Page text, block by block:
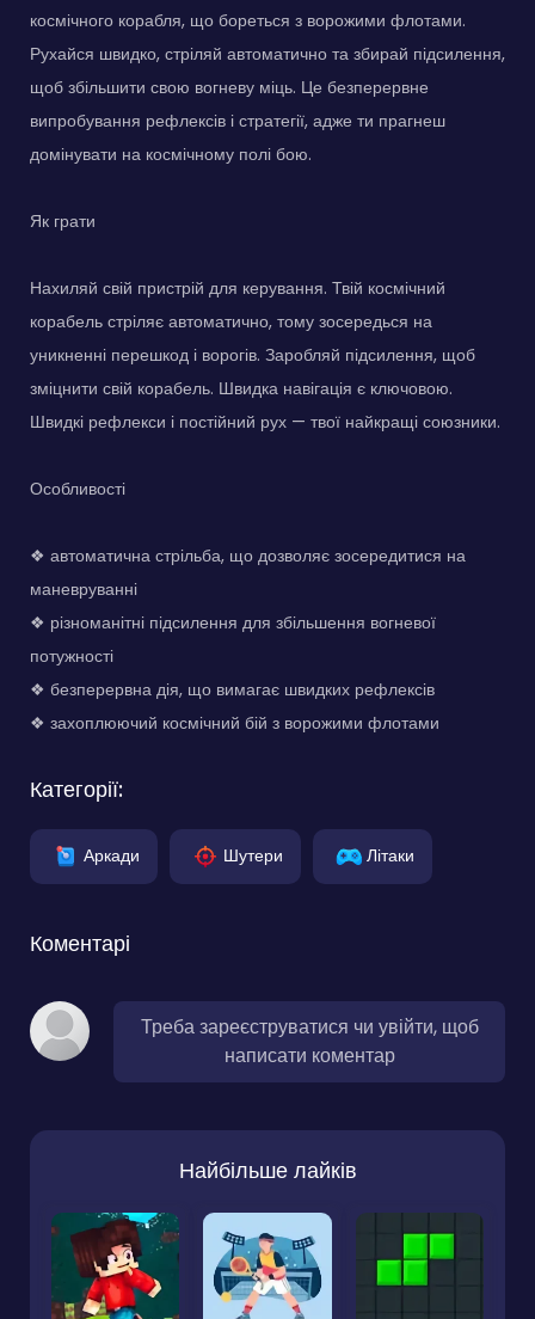
космічного корабля, що бореться з ворожими флотами.
Рухайся швидко, стріляй автоматично та збирай підсилення,
щоб збільшити свою вогневу міць. Це безперервне
випробування рефлексів і стратегії, адже ти прагнеш
домінувати на космічному полі бою.
Як грати
Нахиляй свій пристрій для керування. Твій космічний
корабель стріляє автоматично, тому зосередься на
уникненні перешкод і ворогів. Заробляй підсилення, щоб
зміцнити свій корабель. Швидка навігація є ключовою.
Швидкі рефлекси і постійний рух — твої найкращі союзники.
Особливості
❖ автоматична стрільба, що дозволяє зосередитися на
маневруванні
❖ різноманітні підсилення для збільшення вогневої
потужності
❖ безперервна дія, що вимагає швидких рефлексів
❖ захоплюючий космічний бій з ворожими флотами
Категорії:
Аркади Шутери Літаки
Коментарі
Треба зареєструватися чи увійти, щоб
написати коментар
Найбільше лайків